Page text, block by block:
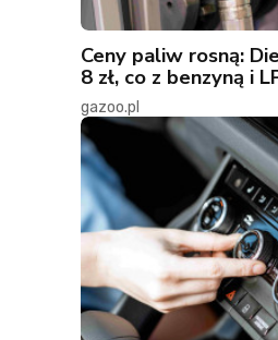
Ceny paliw rosną:
8 zł, co z benzyną i
gazoo.pl